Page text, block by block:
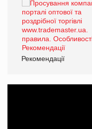
Рекомендації